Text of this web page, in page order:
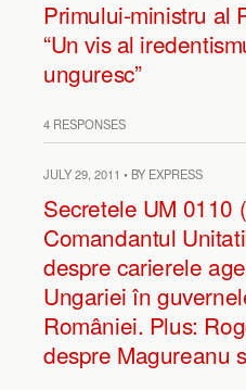
Primului-ministru al
“Un vis al
unguresc”
4 RESPONSES
JULY 29, 2011 • BY EXPRESS
Secretele UM 0110
Comandantul
despre carierele
Ungariei în
României. Plus:
despre Magureanu